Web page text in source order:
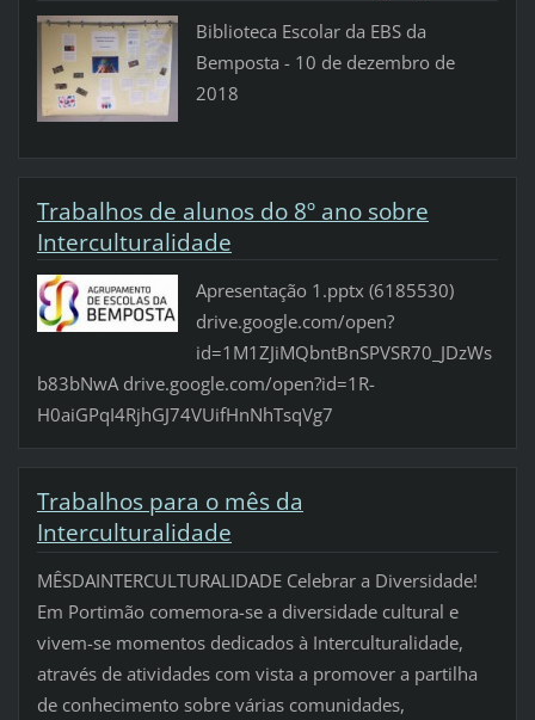
Biblioteca Escolar da EBS da
Bemposta - 10 de dezembro de
2018
Trabalhos de alunos do 8º ano sobre
Interculturalidade
Apresentação 1.pptx (6185530)
drive.google.com/open?
id=1M1ZJiMQbntBnSPVSR70_JDzWs
b83bNwA drive.google.com/open?id=1R-
H0aiGPqI4RjhGJ74VUifHnNhTsqVg7
Trabalhos para o mês da
Interculturalidade
MÊSDAINTERCULTURALIDADE Celebrar a Diversidade!
Em Portimão comemora-se a diversidade cultural e
vivem-se momentos dedicados à Interculturalidade,
através de atividades com vista a promover a partilha
de conhecimento sobre várias comunidades,